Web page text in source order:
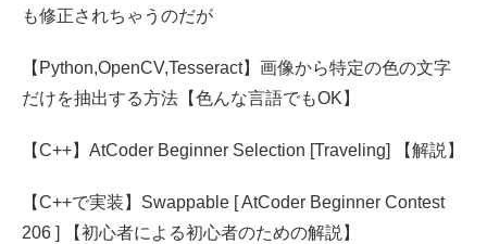
も修正されちゃうのだが
【Python,OpenCV,Tesseract】画像から特定の色の文字
だけを抽出する方法【色んな言語でもOK】
【C++】AtCoder Beginner Selection [Traveling] 【解説】
【C++で実装】Swappable [ AtCoder Beginner Contest
206 ] 【初心者による初心者のための解説】